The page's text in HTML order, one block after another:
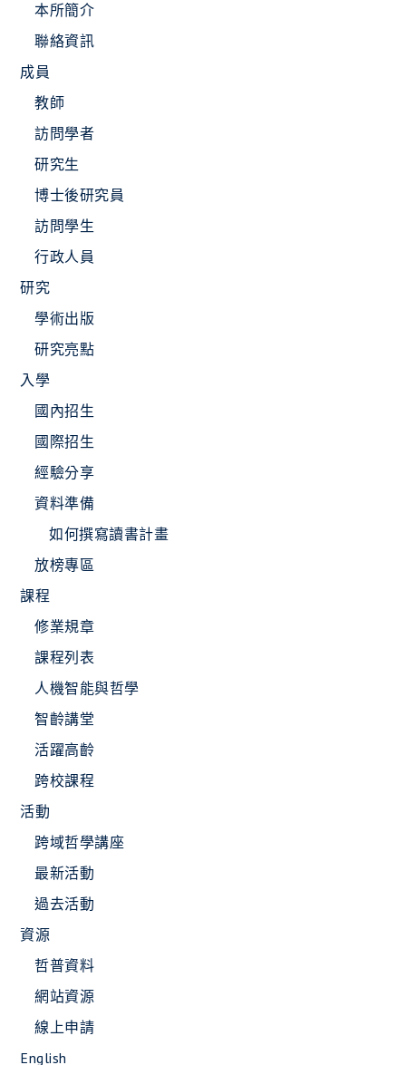
本所簡介
聯絡資訊
成員
教師
訪問學者
研究生
博士後研究員
訪問學生
行政人員
研究
學術出版
研究亮點
入學
國內招生
國際招生
經驗分享
資料準備
如何撰寫讀書計畫
放榜專區
課程
修業規章
課程列表
人機智能與哲學
智齡講堂
活躍高齡
跨校課程
活動
跨域哲學講座
最新活動
過去活動
資源
哲普資料
網站資源
線上申請
English